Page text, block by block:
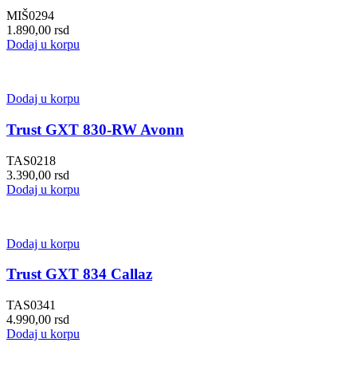
MIŠ0294
1.890,00 rsd
Dodaj u korpu
Dodaj u korpu
Trust GXT 830-RW Avonn
TAS0218
3.390,00 rsd
Dodaj u korpu
Dodaj u korpu
Trust GXT 834 Callaz
TAS0341
4.990,00 rsd
Dodaj u korpu